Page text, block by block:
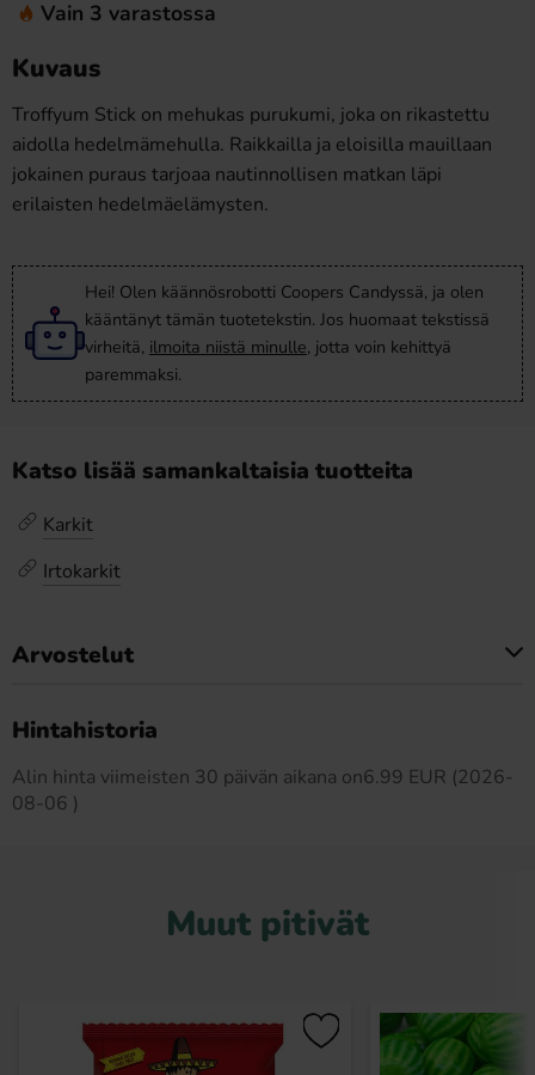
Vain 3 varastossa
Kuvaus
Troffyum Stick on mehukas purukumi, joka on rikastettu
aidolla hedelmämehulla. Raikkailla ja eloisilla mauillaan
jokainen puraus tarjoaa nautinnollisen matkan läpi
erilaisten hedelmäelämysten.
Hei! Olen käännösrobotti Coopers Candyssä, ja olen
kääntänyt tämän tuotetekstin. Jos huomaat tekstissä
virheitä, ilmoita niistä minulle, jotta voin kehittyä
paremmaksi.
Katso lisää samankaltaisia tuotteita
Karkit
Irtokarkit
Arvostelut
Hintahistoria
Alin hinta viimeisten 30 päivän aikana on6.99 EUR (2026-
08-06 )
Muut pitivät